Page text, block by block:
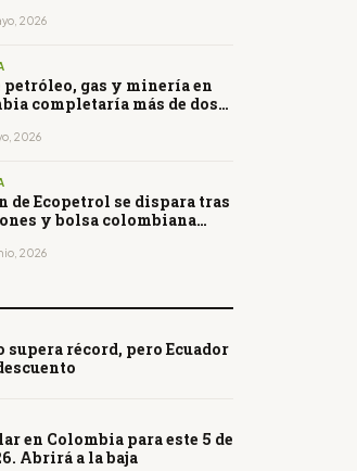
2026
petróleo, gas y minería en
completaría más de dos
2026
de Ecopetrol se dispara tras
y bolsa colombiana
2026
supera récord, pero Ecuador
en Colombia para este 5 de
Abrirá a la baja